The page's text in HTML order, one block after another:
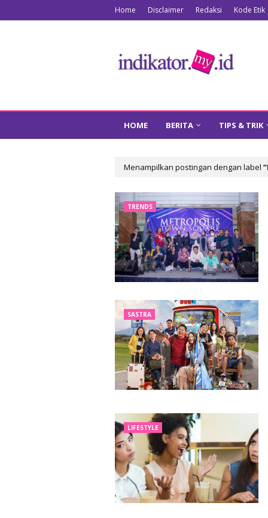
Home Disclaimer Redaksi Kode Etik
HOME BERITA TIPS & TRIK
Menampilkan postingan dengan label
TRENDS
SASTRA
LIFESTYLE